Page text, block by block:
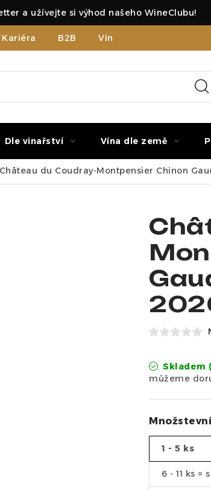
a užívejte si výhod našeho WineClubu!
Kariéra B2B Vinné zážitky
Dle vinařství Vína dle země
Château du Coudray-Montpensier Chinon
Skladem
1 - 5 ks
6 - 11 ks =